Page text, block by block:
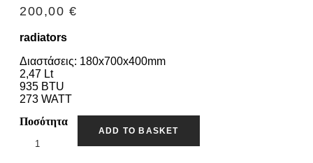
200,00€
radiators
Διαστάσεις: 180x700x400mm
2,47 Lt
935 BTU
273 WATT
Ποσότητα
ADD TO BASKET